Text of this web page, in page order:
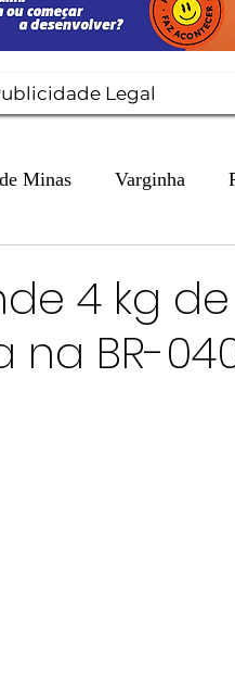
Legal
Minas Varginha
Internacional
4 kg
na BR-